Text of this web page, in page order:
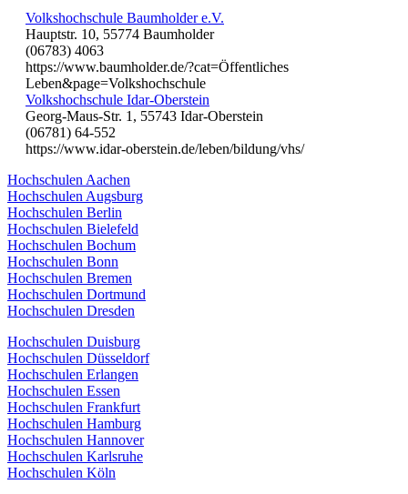
Volkshochschule Baumholder e.V.
Hauptstr. 10, 55774 Baumholder
(06783) 4063
https://www.baumholder.de/?cat=Öffentliches
Leben&page=Volkshochschule
Volkshochschule Idar-Oberstein
Georg-Maus-Str. 1, 55743 Idar-Oberstein
(06781) 64-552
https://www.idar-oberstein.de/leben/bildung/vhs/
Hochschulen Aachen
Hochschulen Augsburg
Hochschulen Berlin
Hochschulen Bielefeld
Hochschulen Bochum
Hochschulen Bonn
Hochschulen Bremen
Hochschulen Dortmund
Hochschulen Dresden
Hochschulen Duisburg
Hochschulen Düsseldorf
Hochschulen Erlangen
Hochschulen Essen
Hochschulen Frankfurt
Hochschulen Hamburg
Hochschulen Hannover
Hochschulen Karlsruhe
Hochschulen Köln